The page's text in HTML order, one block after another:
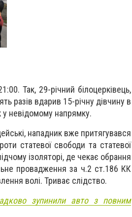
Так, 29-річний білоцерківець,
разів вдарив 15-річну дівчину в
у невідомому напрямку.
нападник вже притягувався
статевої свободи та статевої
ізоляторі, де чекає обрання
провадження за ч.2 ст.186 КК
волі. Триває слідство.
зупинили авто з повним